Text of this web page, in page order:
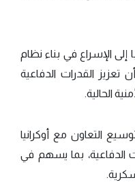
إلى الإسراع في بناء نظام
تعزيز القدرات الدفاعية
الحالية.
التعاون مع أوكرانيا
الدفاعية، بما يسهم في